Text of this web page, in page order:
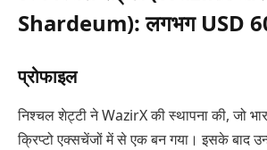
Shardeum): लगभग USD
प्रोफाइल
निश्चल शेट्टी ने WazirX की स्थापना की, जो
क्रिप्टो एक्सचेंजों में से एक बन गया। इसके बाद